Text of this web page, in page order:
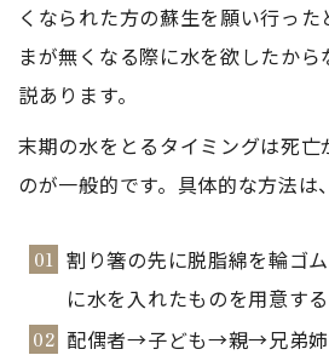
くなられた方の蘇生を願い行っ
まが無くなる際に水を欲したか
説あります。
末期の水をとるタイミングは死亡
のが一般的です。具体的な方法は
割り箸の先に脱脂綿を輪ゴ
に水を入れたものを用意する
配偶者→子ども→親→兄弟